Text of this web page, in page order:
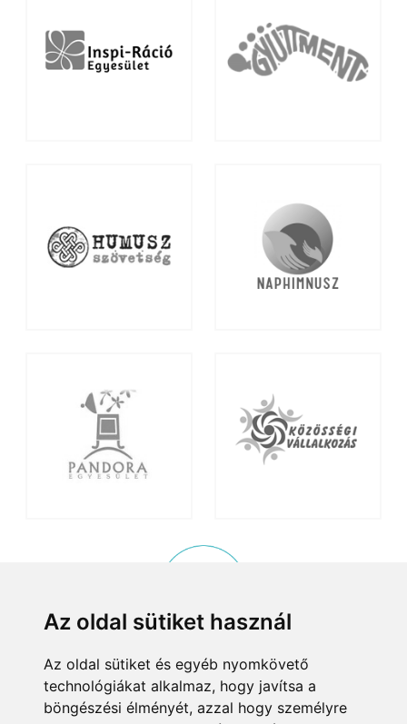
Az oldal sütiket használ
Az oldal sütiket és egyéb nyomkövető
technológiákat alkalmaz, hogy javítsa a
böngészési élményét, azzal hogy személyre
KISKÖZÖSSÉGI PROGRAM
© 2015, Helyi Kisközösségek Nonprofit Kft. Minden jog fenntartva.
8083 Csákvár, Tersztyánszky Ödön körút 26.